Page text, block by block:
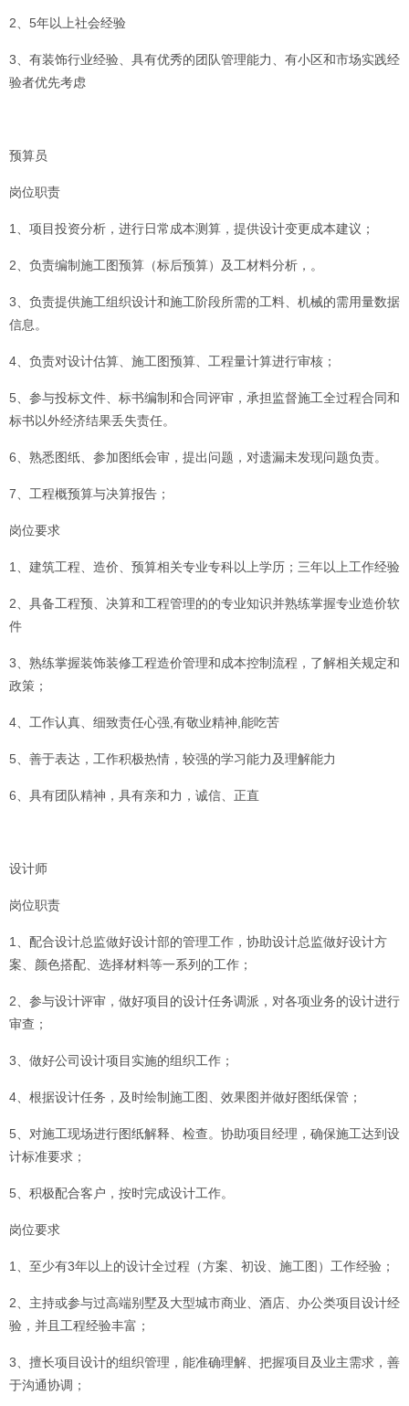
2、5年以上社会经验
3、有装饰行业经验、具有优秀的团队管理能力、有小区和市场实践经
验者优先考虑
预算员
岗位职责
1、项目投资分析，进行日常成本测算，提供设计变更成本建议；
2、负责编制施工图预算（标后预算）及工材料分析，。
3、负责提供施工组织设计和施工阶段所需的工料、机械的需用量数据
信息。
4、负责对设计估算、施工图预算、工程量计算进行审核；
5、参与投标文件、标书编制和合同评审，承担监督施工全过程合同和
标书以外经济结果丢失责任。
6、熟悉图纸、参加图纸会审，提出问题，对遗漏未发现问题负责。
7、工程概预算与决算报告；
岗位要求
1、建筑工程、造价、预算相关专业专科以上学历；三年以上工作经验
2、具备工程预、决算和工程管理的的专业知识并熟练掌握专业造价软
件
3、熟练掌握装饰装修工程造价管理和成本控制流程，了解相关规定和
政策；
4、工作认真、细致责任心强,有敬业精神,能吃苦
5、善于表达，工作积极热情，较强的学习能力及理解能力
6、具有团队精神，具有亲和力，诚信、正直
设计师
岗位职责
1、配合设计总监做好设计部的管理工作，协助设计总监做好设计方
案、颜色搭配、选择材料等一系列的工作；
2、参与设计评审，做好项目的设计任务调派，对各项业务的设计进行
审查；
3、做好公司设计项目实施的组织工作；
4、根据设计任务，及时绘制施工图、效果图并做好图纸保管；
5、对施工现场进行图纸解释、检查。协助项目经理，确保施工达到设
计标准要求；
5、积极配合客户，按时完成设计工作。
岗位要求
1、至少有3年以上的设计全过程（方案、初设、施工图）工作经验；
2、主持或参与过高端别墅及大型城市商业、酒店、办公类项目设计经
验，并且工程经验丰富；
3、擅长项目设计的组织管理，能准确理解、把握项目及业主需求，善
于沟通协调；